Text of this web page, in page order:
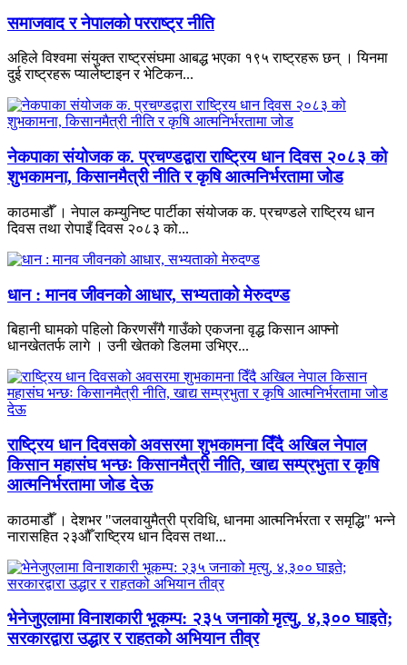
समाजवाद र नेपालको परराष्ट्र नीति
अहिले विश्वमा संयुक्त राष्ट्रसंघमा आबद्ध भएका १९५ राष्ट्रहरू छन् । यिनमा
दुई राष्ट्रहरू प्यालेष्टाइन र भेटिकन...
नेकपाका संयोजक क. प्रचण्डद्वारा राष्ट्रिय धान दिवस २०८३ को
शुभकामना, किसानमैत्री नीति र कृषि आत्मनिर्भरतामा जोड
काठमाडौँ । नेपाल कम्युनिष्ट पार्टीका संयोजक क. प्रचण्डले राष्ट्रिय धान
दिवस तथा रोपाइँ दिवस २०८३ को...
धान : मानव जीवनको आधार, सभ्यताको मेरुदण्ड
बिहानी घामको पहिलो किरणसँगै गाउँको एकजना वृद्ध किसान आफ्नो
धानखेततर्फ लागे । उनी खेतको डिलमा उभिएर...
राष्ट्रिय धान दिवसको अवसरमा शुभकामना दिँदै अखिल नेपाल
किसान महासंघ भन्छः किसानमैत्री नीति, खाद्य सम्प्रभुता र कृषि
आत्मनिर्भरतामा जोड देऊ
काठमाडौँ । देशभर "जलवायुमैत्री प्रविधि, धानमा आत्मनिर्भरता र समृद्धि" भन्ने
नारासहित २३औँ राष्ट्रिय धान दिवस तथा...
भेनेजुएलामा विनाशकारी भूकम्प: २३५ जनाको मृत्यु, ४,३०० घाइते;
सरकारद्वारा उद्धार र राहतको अभियान तीव्र